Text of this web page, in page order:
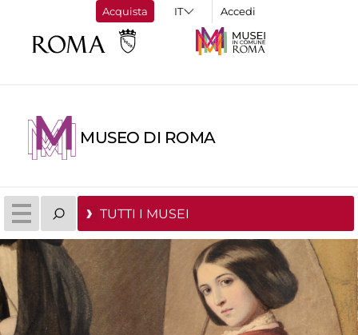
Acquista Accedi
MUSEO DI ROMA
TUTTI I MUSEI